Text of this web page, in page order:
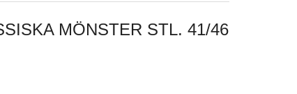
MÖNSTER STL. 41/46